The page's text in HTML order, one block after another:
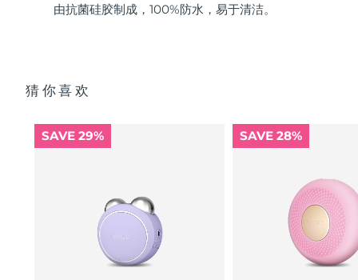
由抗菌硅胶制成，100%防水，易于清洁。
猜你喜欢
SAVE 29% SAVE 28%